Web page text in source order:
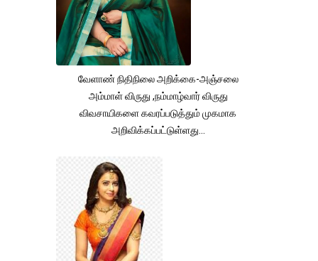
வேளாண் நிதிநிலை அறிக்கை-அஞ்சலை
அம்மாள் விருது ,நம்மாழ்வார் விருது
விவசாயிகளை கவரப்படுத்தும் முகமாக
அறிவிக்கப்பட்டுள்ளது...